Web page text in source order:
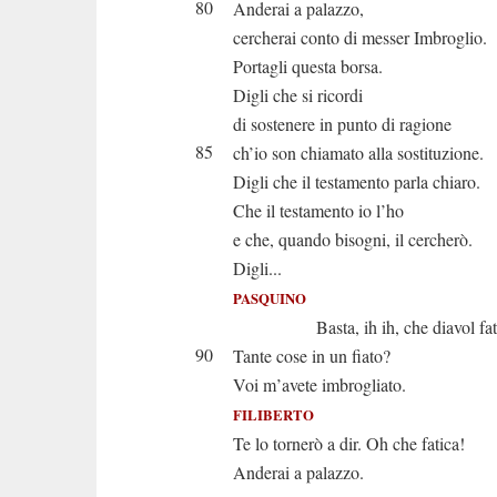
80
Anderai a palazzo,
cercherai conto di messer Imbroglio.
Portagli questa borsa.
Digli che si ricordi
di sostenere in punto di ragione
85
ch’io son chiamato alla sostituzione.
Digli che il testamento parla chiaro.
Che il testamento io l’ho
e che, quando bisogni, il cercherò.
Digli...
PASQUINO
Basta, ih ih, che diavol
90
Tante cose in un fiato?
Voi m’avete imbrogliato.
FILIBERTO
Te lo tornerò a dir. Oh che fatica!
Anderai a palazzo.